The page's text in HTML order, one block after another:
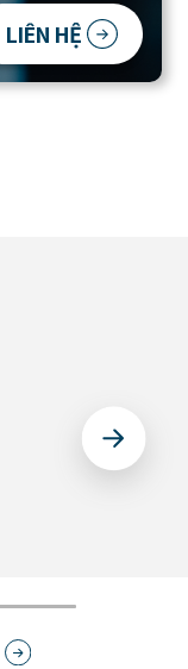
LIÊN HỆ